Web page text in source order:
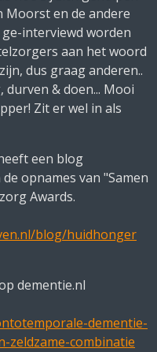
Moorst en de andere
interviewd worden
aan het woord
dus graag anderen..
& doen... Mooi
Zit er wel in als
een blog
opnames van "Samen
Awards.
blog/huidhonger
dementie.nl
dementie-
zeldzame-combinatie